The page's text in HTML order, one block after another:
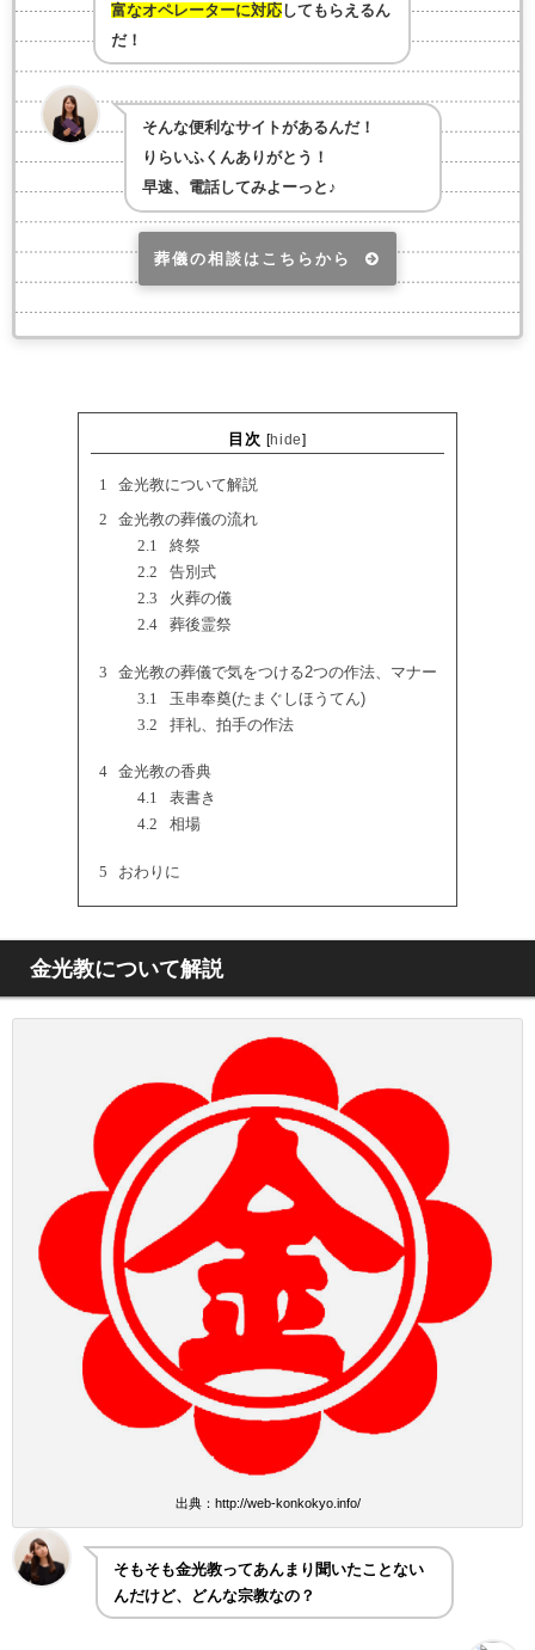
富なオペレーターに対応してもらえるん
だ！
そんな便利なサイトがあるんだ！
りらいふくんありがとう！
早速、電話してみよーっと♪
葬儀の相談はこちらから
目次 hide
1 金光教について解説
2 金光教の葬儀の流れ
2.1 終祭
2.2 告別式
2.3 火葬の儀
2.4 葬後霊祭
3 金光教の葬儀で気をつける2つの作法、マナー
3.1 玉串奉奠(たまぐしほうてん)
3.2 拝礼、拍手の作法
4 金光教の香典
4.1 表書き
4.2 相場
5 おわりに
金光教について解説
出典：http://web-konkokyo.info/
そもそも金光教ってあんまり聞いたことない
んだけど、どんな宗教なの？